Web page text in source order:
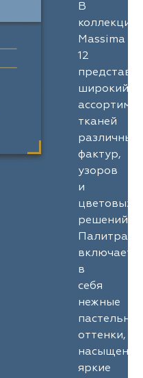
В
коллекции
Massima
12
широкий
тканей
различных
фактур,
узоров
и
цветовых
решений.
Палитра
включает
в
себя
нежные
оттенки,
яркие